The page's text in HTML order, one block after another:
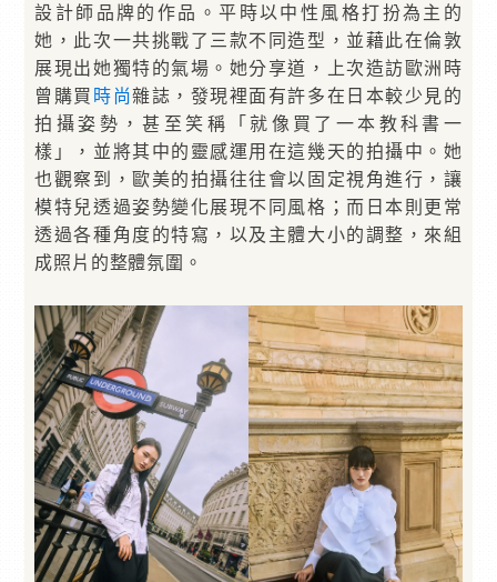
設計師品牌的作品。平時以中性風格打扮為主的
她，此次一共挑戰了三款不同造型，並藉此在倫敦
展現出她獨特的氣場。她分享道，上次造訪歐洲時
曾購買 時尚雜誌，發現裡面有許多在日本較少見的
拍攝姿勢，甚至笑稱「就像買了一本教科書一
樣」，並將其中的靈感運用在這幾天的拍攝中。她
也觀察到，歐美的拍攝往往會以固定視角進行，讓
模特兒透過姿勢變化展現不同風格；而日本則更常
透過各種角度的特寫，以及主體大小的調整，來組
成照片的整體氛圍。